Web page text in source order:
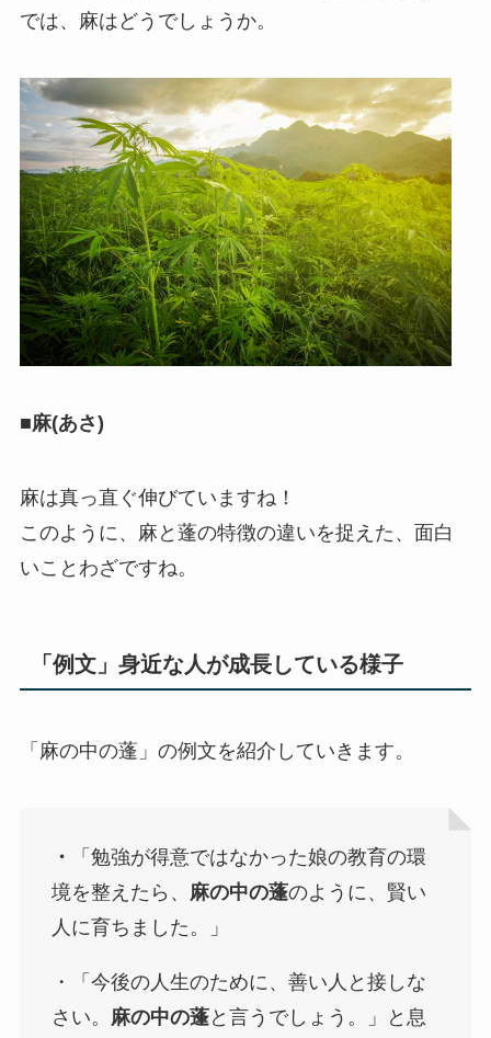
では、麻はどうでしょうか。
■麻(あさ)
麻は真っ直ぐ伸びていますね！
このように、麻と蓬の特徴の違いを捉えた、面白
いことわざですね。
「例文」身近な人が成長している様子
「麻の中の蓬」の例文を紹介していきます。
・
「勉強が得意ではなかった娘の教育の環
境を整えたら、 麻の中の蓬のように、賢い
人に育ちました。」
・「今後の人生のために、善い人と接しな
さい。 麻の中の蓬と言うでしょう。」と息